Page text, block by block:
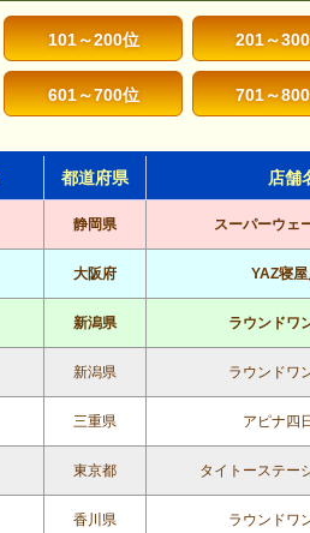
101～200位 201～
601～700位 701～
都道府県 店舗
静岡県 スーパーウェ
大阪府 YAZ寝
新潟県 ラウンドワ
新潟県 ラウンドワ
三重県 アピナ四
東京都 タイトーステー
香川県 ラウンドワ